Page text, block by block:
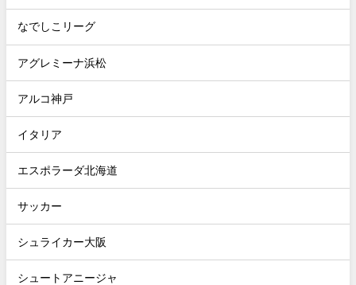
なでしこリーグ
アグレミーナ浜松
アルコ神戸
イタリア
エスポラーダ北海道
サッカー
シュライカー大阪
シュートアニージャ